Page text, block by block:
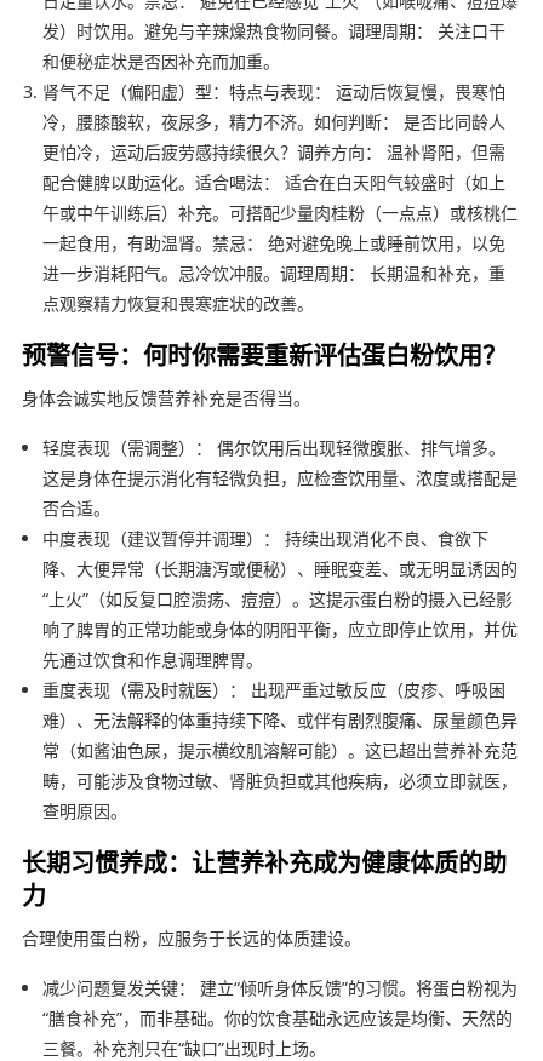
发）时饮用。避免与辛辣燥热食物同餐。调理周期： 关注口干
和便秘症状是否因补充而加重。
肾气不足（偏阳虚）型：特点与表现： 运动后恢复慢，畏寒怕
冷，腰膝酸软，夜尿多，精力不济。如何判断： 是否比同龄人
更怕冷，运动后疲劳感持续很久？调养方向： 温补肾阳，但需
配合健脾以助运化。适合喝法： 适合在白天阳气较盛时（如上
午或中午训练后）补充。可搭配少量肉桂粉（一点点）或核桃仁
一起食用，有助温肾。禁忌： 绝对避免晚上或睡前饮用，以免
进一步消耗阳气。忌冷饮冲服。调理周期： 长期温和补充，重
点观察精力恢复和畏寒症状的改善。
预警信号：何时你需要重新评估蛋白粉饮用？
身体会诚实地反馈营养补充是否得当。
轻度表现（需调整）： 偶尔饮用后出现轻微腹胀、排气增多。
这是身体在提示消化有轻微负担，应检查饮用量、浓度或搭配是
否合适。
中度表现（建议暂停并调理）： 持续出现消化不良、食欲下
降、大便异常（长期溏泻或便秘）、睡眠变差、或无明显诱因的
“上火”（如反复口腔溃疡、痘痘）。这提示蛋白粉的摄入已经影
响了脾胃的正常功能或身体的阴阳平衡，应立即停止饮用，并优
先通过饮食和作息调理脾胃。
重度表现（需及时就医）： 出现严重过敏反应（皮疹、呼吸困
难）、无法解释的体重持续下降、或伴有剧烈腹痛、尿量颜色异
常（如酱油色尿，提示横纹肌溶解可能）。这已超出营养补充范
畴，可能涉及食物过敏、肾脏负担或其他疾病，必须立即就医，
查明原因。
长期习惯养成：让营养补充成为健康体质的助
力
合理使用蛋白粉，应服务于长远的体质建设。
减少问题复发关键： 建立“倾听身体反馈”的习惯。将蛋白粉视为
“膳食补充”，而非基础。你的饮食基础永远应该是均衡、天然的
三餐。补充剂只在“缺口”出现时上场。